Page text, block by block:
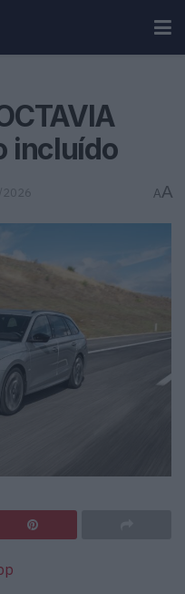
incluído
AA